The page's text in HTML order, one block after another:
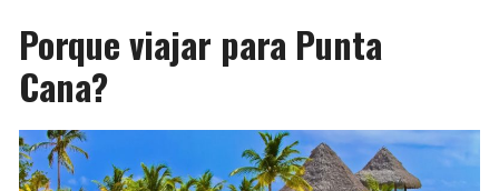
Porque viajar para Punta
Cana?